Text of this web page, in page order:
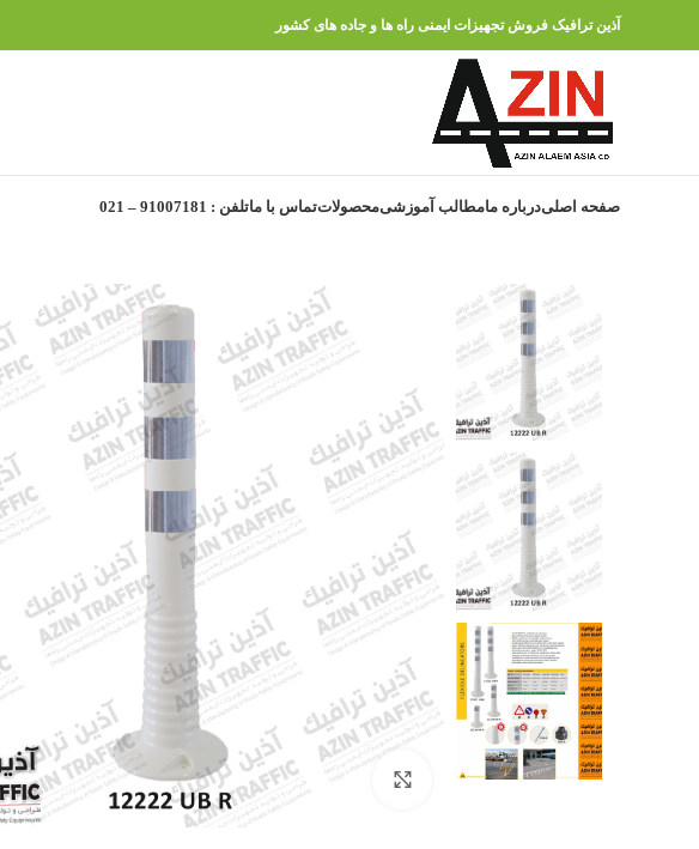
آذین ترافیک فروش تجهیزات ایمنی راه ها و جاده های کشور
صفحه اصلیدرباره مامطالب آموزشیمحصولاتتماس با ماتلفن : 91007181 – 021
بزرگنمایی تصویر